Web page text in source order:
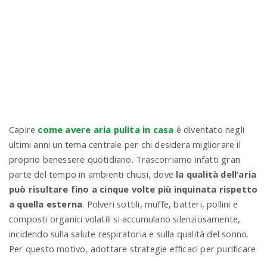
Capire come avere aria pulita in casa è diventato negli
ultimi anni un tema centrale per chi desidera migliorare il
proprio benessere quotidiano. Trascorriamo infatti gran
parte del tempo in ambienti chiusi, dove la qualità dell’aria
può risultare fino a cinque volte più inquinata rispetto
a quella esterna. Polveri sottili, muffe, batteri, pollini e
composti organici volatili si accumulano silenziosamente,
incidendo sulla salute respiratoria e sulla qualità del sonno.
Per questo motivo, adottare strategie efficaci per purificare